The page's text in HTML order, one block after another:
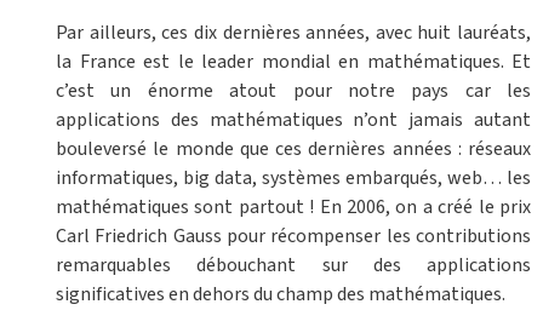
Par ailleurs, ces dix dernières années, avec huit lauréats,
la France est le leader mondial en mathématiques. Et
c’est un énorme atout pour notre pays car les
applications des mathématiques n’ont jamais autant
bouleversé le monde que ces dernières années : réseaux
informatiques, big data, systèmes embarqués, web… les
mathématiques sont partout ! En 2006, on a créé le prix
Carl Friedrich Gauss pour récompenser les contributions
remarquables débouchant sur des applications
significatives en dehors du champ des mathématiques.